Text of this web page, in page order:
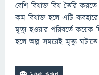
বেশি বিষাক্ত বিষ তৈরি
কম বিষাক্ত হলে এটি
মৃত্যু হওয়ার পরিবর্তে কয়েক
হলে অল্প সময়েই মৃত্যু ঘটাতে